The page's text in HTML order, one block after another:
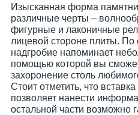
Изысканная форма
различные черты –
фигурные и лаконичные
лицевой стороне плиты.
надгробие напоминает
помощью которой вы
захоронение столь
Стоит отметить, что
позволяет нанести
остальной части возможно